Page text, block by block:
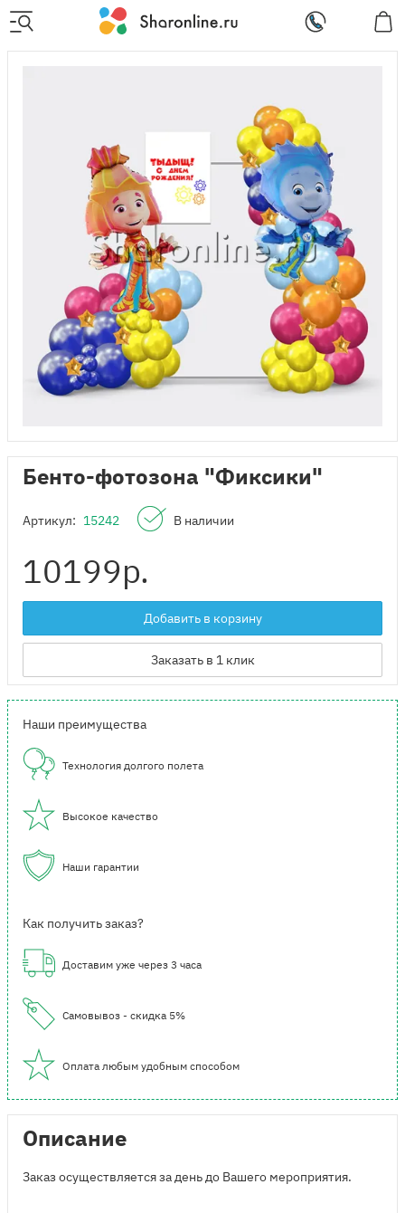
Бенто-фотозона "Фиксики"
Артикул: 15242 В наличии
10199р.
Добавить в корзину
Заказать в 1 клик
Наши преимущества
Технология долгого полета
Высокое качество
Наши гарантии
Как получить заказ?
Доставим уже через 3 часа
Самовывоз - скидка 5%
Оплата любым удобным способом
Описание
Заказ осуществляется за день до Вашего мероприятия.